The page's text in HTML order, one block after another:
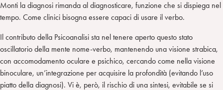
Monti la diagnosi rimanda al diagnosticare, funzione che si dispiega nel
tempo. Come clinici bisogna essere capaci di usare il verbo.
Il contributo della Psicoanalisi sta nel tenere aperto questo stato
oscillatorio della mente nome-verbo, mantenendo una visione strabica,
con accomodamento oculare e psichico, cercando come nella visione
binoculare, un’integrazione per acquisire la profondità (evitando l’uso
piatto della diagnosi). Vi è, però, il rischio di una sintesi, evitabile se si